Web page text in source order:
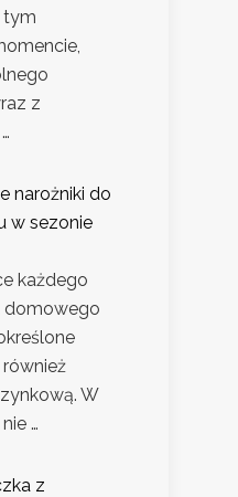
tym
z
narożniki do
w sezonie
każdego
domowego
W
…
z